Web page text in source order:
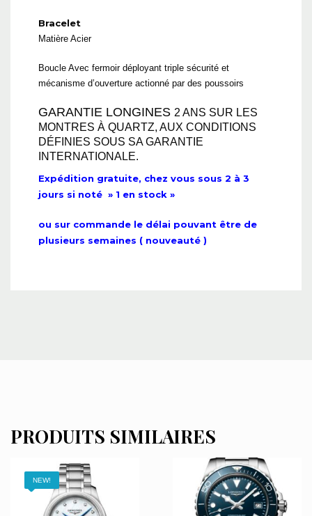
Bracelet
Matière Acier
Boucle Avec fermoir déployant triple sécurité et
mécanisme d’ouverture actionné par des poussoirs
GARANTIE LONGINES 2 ANS SUR LES
MONTRES À QUARTZ, AUX CONDITIONS
DÉFINIES SOUS SA GARANTIE
INTERNATIONALE.
Expédition gratuite, chez vous sous 2 à 3
jours si noté » 1 en stock »
ou sur commande le délai pouvant être de
plusieurs semaines ( nouveauté )
PRODUITS SIMILAIRES
NEW!